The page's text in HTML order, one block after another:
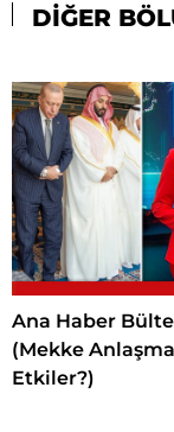
DİĞER
Ana Haber
(Mekke
Etkiler?)